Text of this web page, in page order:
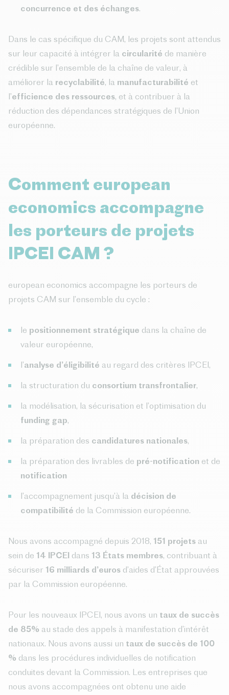
concurrence et des échanges.
Dans le cas spécifique du CAM, les projets sont attendus
sur leur capacité à intégrer la circularité de manière
crédible sur l’ensemble de la chaîne de valeur, à
améliorer la recyclabilité, la manufacturabilité et
l’efficience des ressources, et à contribuer à la
réduction des dépendances stratégiques de l’Union
européenne.
Comment european
economics accompagne
les porteurs de projets
IPCEI CAM ?
european economics accompagne les porteurs de
projets CAM sur l’ensemble du cycle :
le positionnement stratégique dans la chaîne de
valeur européenne,
l’analyse d’éligibilité au regard des critères IPCEI,
la structuration du consortium transfrontalier,
la modélisation, la sécurisation et l’optimisation du
funding gap,
la préparation des candidatures nationales,
la préparation des livrables de pré-notification et de
notification
l’accompagnement jusqu’à la décision de
compatibilité de la Commission européenne.
Nous avons accompagné depuis 2018, 151 projets au
sein de 14 IPCEI dans 13 États membres, contribuant à
sécuriser 16 milliards d’euros d’aides d’État approuvées
par la Commission européenne.
Pour les nouveaux IPCEI, nous avons un taux de succès
de 85% au stade des appels à manifestation d’intérêt
nationaux. Nous avons aussi un taux de succès de 100
% dans les procédures individuelles de notification
conduites devant la Commission. Les entreprises que
nous avons accompagnées ont obtenu une aide